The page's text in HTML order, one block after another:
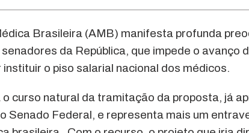
Brasileira (AMB) manifesta profunda
da República, que impede o avanço
o piso salarial nacional dos médicos.
curso natural da tramitação da proposta, já
Senado Federal, e representa mais um